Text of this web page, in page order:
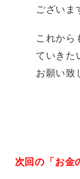
ございま
これから
ていきた
お願い致
次回の「お金